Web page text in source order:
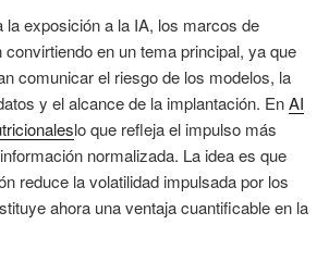
la exposición a la IA, los marcos de
en un tema principal, ya que
comunicar el riesgo de los modelos, la
y el alcance de la implantación. EnAI
lo que refleja el impulso más
normalizada. La idea es que
reduce la volatilidad impulsada por los
ahora una ventaja cuantificable en la